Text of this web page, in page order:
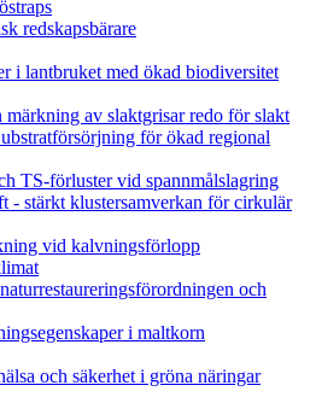
redskapsbärare
i lantbruket med ökad biodiversitet
av slaktgrisar redo för slakt
för ökad regional
TS-förluster vid spannmålslagring
- stärkt klustersamverkan för cirkulär
vid kalvningsförlopp
och
i maltkorn
och säkerhet i gröna näringar